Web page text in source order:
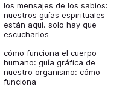
los mensajes de los sabios:
nuestros guías espirituales
están aquí. solo hay que
escucharlos
cómo funciona el cuerpo
humano: guía gráfica de
nuestro organismo: cómo
funciona